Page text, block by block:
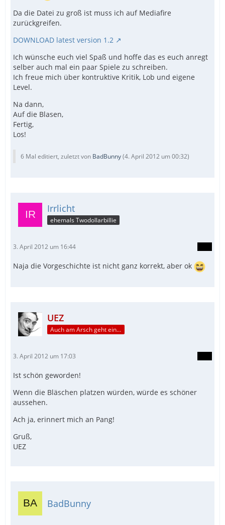
Da die Datei zu groß ist muss ich auf Mediafire
zurückgreifen.
DOWNLOAD latest version 1.2
Ich wünsche euch viel Spaß und hoffe das es euch anregt
selber auch mal ein paar Spiele zu schreiben.
Ich freue mich über kontruktive Kritik, Lob und eigene
Level.
Na dann,
Auf die Blasen,
Fertig,
Los!
6 Mal editiert, zuletzt von BadBunny(4. April 2012 um 00:32)
Irrlicht
ehemals Twodollarbillie
3. April 2012 um 16:44
Naja die Vorgeschichte ist nicht ganz korrekt, aber ok
UEZ
Auch am Arsch geht ein Weg vorbei...
3. April 2012 um 17:03
Ist schön geworden!
Wenn die Bläschen platzen würden, würde es schöner
aussehen.
Ach ja, erinnert mich an Pang!
Gruß,
UEZ
BadBunny